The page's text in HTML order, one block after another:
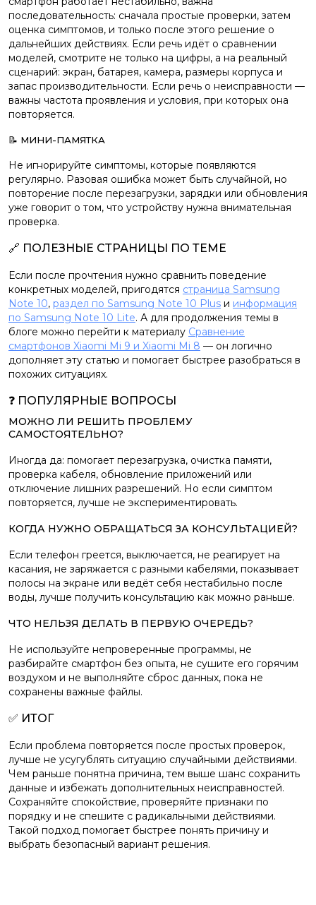
последовательность: сначала простые проверки, затем
оценка симптомов, и только после этого решение о
дальнейших действиях. Если речь идёт о сравнении
моделей, смотрите не только на цифры, а на реальный
сценарий: экран, батарея, камера, размеры корпуса и
запас производительности. Если речь о неисправности —
важны частота проявления и условия, при которых она
повторяется.
📝 МИНИ-ПАМЯТКА
Не игнорируйте симптомы, которые появляются
регулярно. Разовая ошибка может быть случайной, но
повторение после перезагрузки, зарядки или обновления
уже говорит о том, что устройству нужна внимательная
проверка.
🔗 ПОЛЕЗНЫЕ СТРАНИЦЫ ПО ТЕМЕ
Если после прочтения нужно сравнить поведение
конкретных моделей, пригодятся страница Samsung
Note 10, раздел по Samsung Note 10 Plus и информация
по Samsung Note 10 Lite. А для продолжения темы в
блоге можно перейти к материалу Сравнение
смартфонов Xiaomi Mi 9 и Xiaomi Mi 8 — он логично
дополняет эту статью и помогает быстрее разобраться в
похожих ситуациях.
❓ ПОПУЛЯРНЫЕ ВОПРОСЫ
МОЖНО ЛИ РЕШИТЬ ПРОБЛЕМУ
САМОСТОЯТЕЛЬНО?
Иногда да: помогает перезагрузка, очистка памяти,
проверка кабеля, обновление приложений или
отключение лишних разрешений. Но если симптом
повторяется, лучше не экспериментировать.
КОГДА НУЖНО ОБРАЩАТЬСЯ ЗА КОНСУЛЬТАЦИЕЙ?
Если телефон греется, выключается, не реагирует на
касания, не заряжается с разными кабелями, показывает
полосы на экране или ведёт себя нестабильно после
воды, лучше получить консультацию как можно раньше.
ЧТО НЕЛЬЗЯ ДЕЛАТЬ В ПЕРВУЮ ОЧЕРЕДЬ?
Не используйте непроверенные программы, не
разбирайте смартфон без опыта, не сушите его горячим
воздухом и не выполняйте сброс данных, пока не
сохранены важные файлы.
✅ ИТОГ
Если проблема повторяется после простых проверок,
лучше не усугублять ситуацию случайными действиями.
Чем раньше понятна причина, тем выше шанс сохранить
данные и избежать дополнительных неисправностей.
Сохраняйте спокойствие, проверяйте признаки по
порядку и не спешите с радикальными действиями.
Такой подход помогает быстрее понять причину и
выбрать безопасный вариант решения.